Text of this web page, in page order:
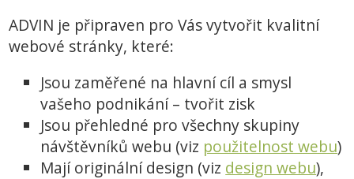
ADVIN je připraven pro Vás vytvořit kvalitní
webové stránky, které:
Jsou zaměřené na hlavní cíl a smysl
vašeho podnikání – tvořit zisk
Jsou přehledné pro všechny skupiny
návštěvníků webu (viz použitelnost webu)
Mají originální design (viz design webu),